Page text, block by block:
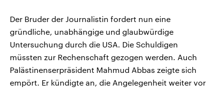
Der Bruder der Journalistin fordert nun eine
gründliche, unabhängige und glaubwürdige
Untersuchung durch die USA. Die Schuldigen
müssten zur Rechenschaft gezogen werden. Auch
Palästinenserpräsident Mahmud Abbas zeigte sich
empört. Er kündigte an, die Angelegenheit weiter vor